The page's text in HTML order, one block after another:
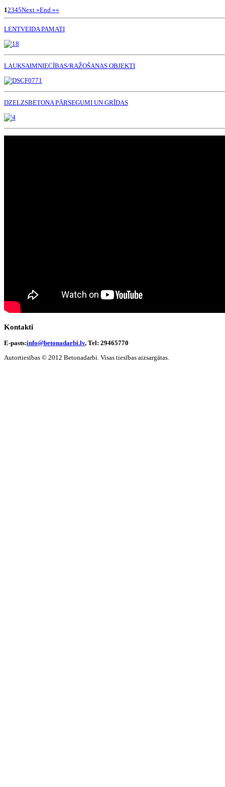
12345Next »End »»
LENTVEIDA PAMATI
LAUKSAIMNIECĪBAS/RAŽOŠANAS OBJEKTI
DZELZSBETONA PĀRSEGUMI UN GRĪDAS
Kontakti
E-pasts:info@betonadarbi.lv, Tel: 29465770
Autortiesības © 2012 Betonadarbi. Visas tiesības aizsargātas.